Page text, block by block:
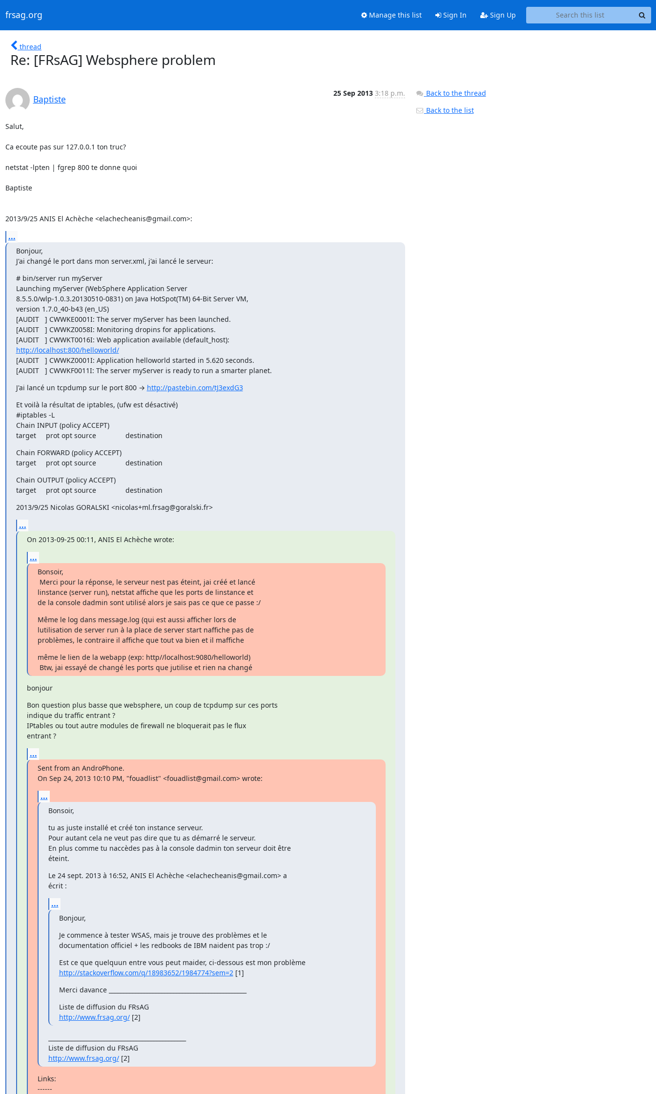
frsag.org Manage this list Sign In Sign Up
thread
Re: [FRsAG] Websphere problem
Baptiste
25 Sep 2013 3:18 p.m.
Salut,
Ca ecoute pas sur 127.0.0.1 ton truc?
netstat -lpten | fgrep 800 te donne quoi
Baptiste
2013/9/25 ANIS El Achèche <elachecheanis@gmail.com>:
...
Bonjour,
J'ai changé le port dans mon server.xml, j'ai lancé le serveur:
# bin/server run myServer
Launching myServer (WebSphere Application Server
8.5.5.0/wlp-1.0.3.20130510-0831) on Java HotSpot(TM) 64-Bit Server VM,
version 1.7.0_40-b43 (en_US)
[AUDIT   ] CWWKE0001I: The server myServer has been launched.
[AUDIT   ] CWWKZ0058I: Monitoring dropins for applications.
http://localhost:800/helloworld/
[AUDIT   ] CWWKZ0001I: Application helloworld started in 5.620 seconds.
[AUDIT   ] CWWKF0011I: The server myServer is ready to run a smarter planet.
J'ai lancé un tcpdump sur le port 800 → http://pastebin.com/tJ3exdG3
Et voilà la résultat de iptables, (ufw est désactivé)
#iptables -L
Chain INPUT (policy ACCEPT)
target     prot opt source               destination
Chain FORWARD (policy ACCEPT)
target     prot opt source               destination
Chain OUTPUT (policy ACCEPT)
target     prot opt source               destination
2013/9/25 Nicolas GORALSKI <nicolas+ml.frsag@goralski.fr>
...
On 2013-09-25 00:11, ANIS El Achèche wrote:
...
Bonsoir,
linstance (server run), netstat affiche que les ports de linstance et
de la console dadmin sont utilisé alors je sais pas ce que ce passe :/
Même le log dans message.log (qui est aussi afficher lors de
lutilisation de server run à la place de server start naffiche pas de
problèmes, le contraire il affiche que tout va bien et il maffiche
même le lien de la webapp (exp: http//localhost:9080/helloworld)
Btw, jai essayé de changé les ports que jutilise et rien na changé
bonjour
Bon question plus basse que websphere, un coup de tcpdump sur ces ports
indique du traffic entrant ?
IPtables ou tout autre modules de firewall ne bloquerait pas le flux
entrant ?
...
Sent from an AndroPhone.
On Sep 24, 2013 10:10 PM, "fouadlist" <fouadlist@gmail.com> wrote:
...
Bonsoir,
tu as juste installé et créé ton instance serveur.
Pour autant cela ne veut pas dire que tu as démarré le serveur.
En plus comme tu naccèdes pas à la console dadmin ton serveur doit être
éteint.
Le 24 sept. 2013 à 16:52, ANIS El Achèche <elachecheanis@gmail.com> a
écrit :
...
Bonjour,
Je commence à tester WSAS, mais je trouve des problèmes et le
documentation officiel + les redbooks de IBM naident pas trop :/
Est ce que quelquun entre vous peut maider, ci-dessous est mon problème
http://stackoverflow.com/q/18983652/1984774?sem=2 [1]
Merci davance _______________________________________________
Liste de diffusion du FRsAG
http://www.frsag.org/ [2]
Liste de diffusion du FRsAG
http://www.frsag.org/ [2]
Links:
------
Back to the thread
Back to the list